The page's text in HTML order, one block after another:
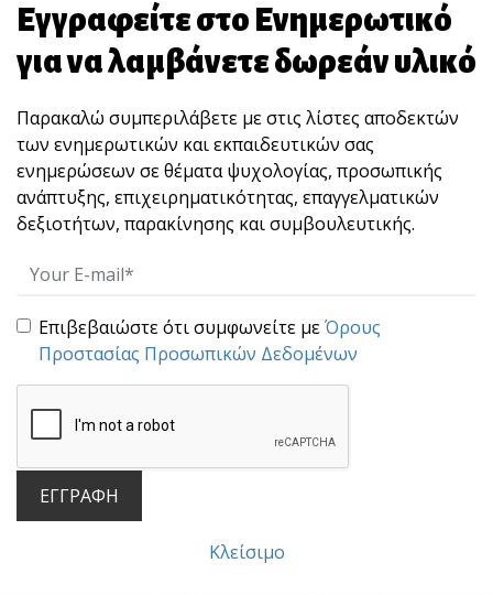
Οι καλές προθέσεις δεν αρκούν!
Στο ξεκίνημα μιας νέας εβδομάδας, γεμάτης
προκλήσε[...]
Γεμάτη από "μάχες" η ζωή μας. Όσο εξε[...]
Εγγραφείτε στο Ενημερωτικό
για να λαμβάνετε δωρεάν υλικό
Παρακαλώ συμπεριλάβετε με στις λίστες αποδεκτών
των ενημερωτικών και εκπαιδευτικών σας
ενημερώσεων σε θέματα ψυχολογίας, προσωπικής
ανάπτυξης, επιχειρηματικότητας, επαγγελματικών
δεξιοτήτων, παρακίνησης και συμβουλευτικής.
Επιβεβαιώστε ότι συμφωνείτε μεΌρους
Προστασίας Προσωπικών Δεδομένων
ΕΓΓΡΑΦΗ
Κλείσιμο